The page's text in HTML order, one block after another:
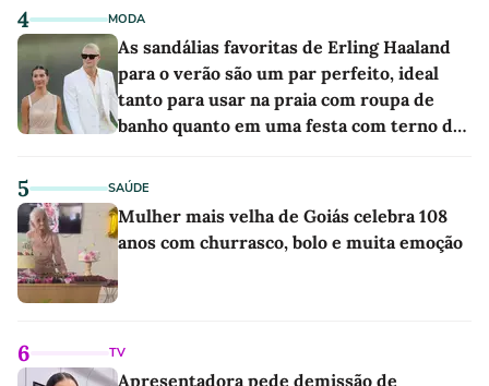
4 MODA
As sandálias favoritas de Erling Haaland
para o verão são um par perfeito, ideal
tanto para usar na praia com roupa de
banho quanto em uma festa com terno de
5 SAÚDE
Mulher mais velha de Goiás celebra 108
anos com churrasco, bolo e muita emoção
6 TV
Apresentadora pede demissão de